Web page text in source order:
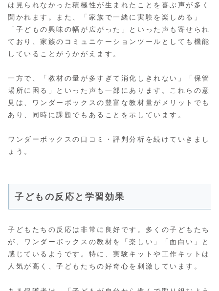
は見られなかった積極性が生まれたことを喜ぶ声が多く
聞かれます。また、「家族で一緒に実験を楽しめる」
「子どもの興味の幅が広がった」といった声も寄せられ
ており、家族のコミュニケーションツールとしても機能
していることがうかがえます。
一方で、「教材の量が多すぎて消化しきれない」「保管
場所に困る」といった声も一部にあります。これらの意
見は、ワンダーボックスの豊富な教材量がメリットでも
あり、同時に課題でもあることを示しています。
ワンダーボックスの口コミ・評判分析を続けていきまし
ょう。
子どもの反応と学習効果
子どもたちの反応は非常に良好です。多くの子どもたち
が、ワンダーボックスの教材を「楽しい」「面白い」と
感じているようです。特に、実験キットや工作キットは
人気が高く、子どもたちの好奇心を刺激しています。